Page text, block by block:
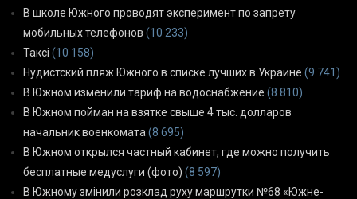
В школе Южного проводят эксперимент по запрету
мобильных телефонов (10 233)
Таксі (10 158)
Нудистский пляж Южного в списке лучших в Украине (9 741)
В Южном изменили тариф на водоснабжение (8 810)
В Южном пойман на взятке свыше 4 тыс. долларов
начальник военкомата (8 695)
В Южном открылся частный кабинет, где можно получить
бесплатные медуслуги (фото) (8 597)
В Южному змінили розклад руху маршрутки №68 «Южне-